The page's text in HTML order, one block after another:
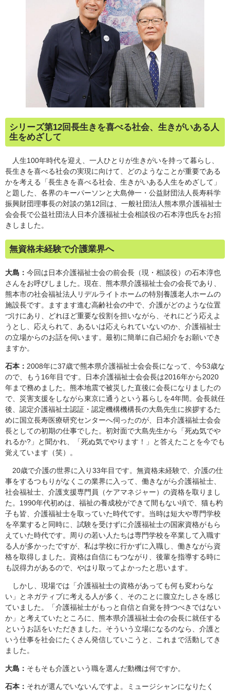
シリーズ第12回長生きを喜べる社会、生きがいある人
生をめざして
人生100年時代を迎え、一人ひとりが生きがいを持って暮らし、
長生きを喜べる社会の実現に向けて、どのようなことが重要である
かを考える「長生きを喜べる社会、生きがいある人生をめざして」
と題した、各界のキーパーソンと大島伸一・公益財団法人長寿科学
振興財団理事長の対談の第12回は、一般社団法人熊本県介護福祉士
会会長で公益社団法人日本介護福祉士会相談役の石本淳也氏をお招
きしました。
無資格未経験で介護業界へ
大島： 今回は日本介護福祉士会の前会長（現・相談役）の石本淳也
さんをお呼びしました。現在、熊本県介護福祉士会の会長であり、
熊本市の社会福祉法人リデルライトホームの特別養護老人ホームの
施設長です。ますます進む高齢社会の中で、介護がどのような位置
づけにあり、どれほど重要な役割を担いながら、それにどう応えよ
うとし、応えられて、あるいは応えられていないのか、介護福祉士
の立場からのお話を伺います。最初に簡単に自己紹介をお願いでき
ますか。
石本： 2008年に37歳で熊本県介護福祉士会会長になって、今53歳な
ので、もう16年目です。日本介護福祉士会会長は2016年から2020
年まで務めました。熊本地震で被災した直後に会長になりましたの
で、災害支援をしながら東京に通うという暮らしを4年間。会長就任
後、認定介護福祉士認証・認定機構機構長の大島先生に挨拶するた
めに国立長寿医療研究センターへ伺ったのが、日本介護福祉士会会
長としての初期の仕事でした。初対面で大島先生から「死ぬ気でや
れるか?」と聞かれ、「死ぬ気でやります！」と答えたことを今でも
覚えています（笑）。
20歳で介護の世界に入り33年目です。無資格未経験で、介護の仕
事をするつもりがなくこの業界に入って、働きながら介護福祉士、
社会福祉士、介護支援専門員（ケアマネジャー）の資格を取りまし
た。1990年代初めは、福祉の養成校ができて間もない頃で、猫も杓
子も皆、介護福祉士を取っていた時代です。当時は短大や専門学校
を卒業すると同時に、試験を受けずに介護福祉士の国家資格がもら
えていた時代です。周りの若い人たちは専門学校を卒業して入職す
る人が多かったですが、私は学校に行かずに入職し、働きながら資
格を取得しました。資格は自信にもつながり、後輩を指導する時に
も説得力があるので、やはり取ってよかったと思います。
しかし、現場では「介護福祉士の資格があっても何も変わらな
い」とネガティブに考える人が多く、そのことに腹立たしさを感じ
ていました。「介護福祉士がもっと自信と自覚を持つべきではない
か」と考えていたところに、熊本県介護福祉士会の会長に就任する
というお話をいただきました。そういう立場になるのなら、介護と
いう仕事を社会にたくさん発信していこうと、これまで活動してき
ました。
大島： そもそも介護という職を選んだ動機は何ですか。
石本： それが選んでいないんですよ。ミュージシャンになりたく